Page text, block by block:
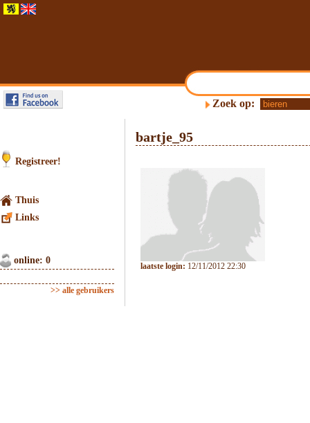
Zoek op:
Registreer!
Thuis
Links
online: 0
>> alle gebruikers
bartje_95
laatste login: 12/11/2012 22:30